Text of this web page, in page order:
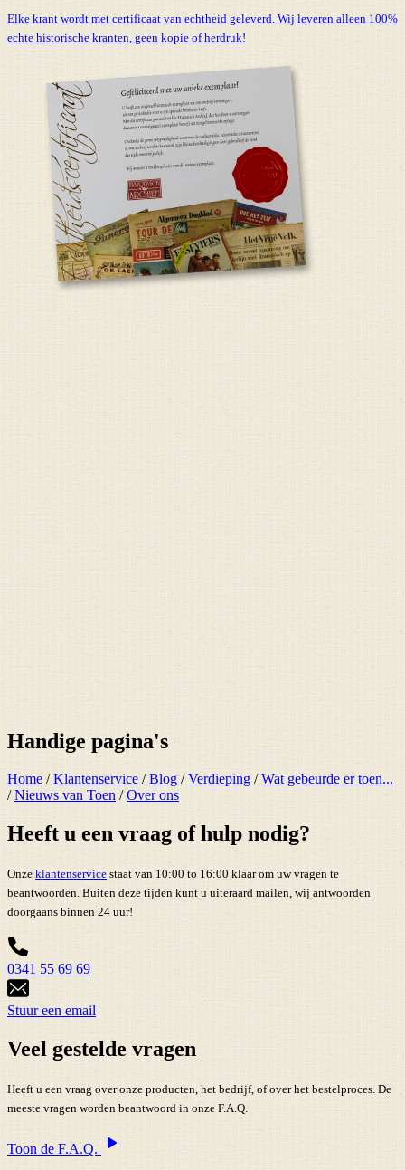
Elke krant wordt met certificaat van echtheid geleverd. Wij leveren alleen 100%
echte historische kranten, geen kopie of herdruk!
Handige pagina's
Home /Klantenservice /Blog /Verdieping /Wat gebeurde er toen...
/Nieuws van Toen /Over ons
Heeft u een vraag of hulp nodig?
Onze klantenservice staat van 10:00 to 16:00 klaar om uw vragen te
beantwoorden. Buiten deze tijden kunt u uiteraard mailen, wij antwoorden
doorgaans binnen 24 uur!
0341 55 69 69
Stuur een email
Veel gestelde vragen
Heeft u een vraag over onze producten, het bedrijf, of over het bestelproces. De
meeste vragen worden beantwoord in onze F.A.Q.
Toon de F.A.Q.